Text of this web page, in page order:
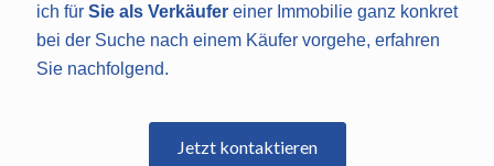
ich für Sie als Verkäufer einer Immobilie ganz konkret
bei der Suche nach einem Käufer vorgehe, erfahren
Sie nachfolgend.
Jetzt kontaktieren